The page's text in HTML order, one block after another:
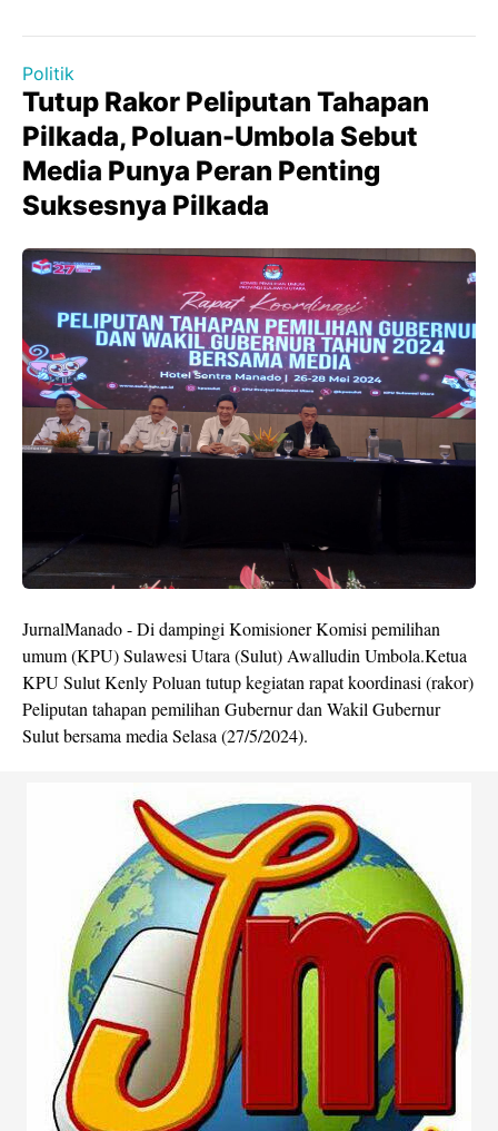
Politik
Tutup Rakor Peliputan Tahapan
Pilkada, Poluan-Umbola Sebut
Media Punya Peran Penting
Suksesnya Pilkada
JurnalManado - Di dampingi Komisioner Komisi pemilihan
umum (KPU) Sulawesi Utara (Sulut) Awalludin Umbola.Ketua
KPU Sulut Kenly Poluan tutup kegiatan rapat koordinasi (rakor)
Peliputan tahapan pemilihan Gubernur dan Wakil Gubernur
Sulut bersama media Selasa (27/5/2024).